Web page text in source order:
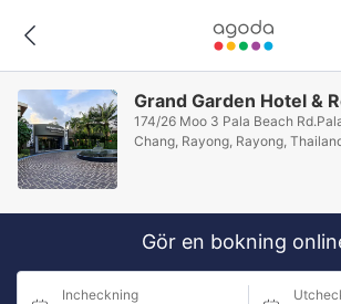
Grand Garden Hotel &
174/26 Moo 3 Pala Beach
Chang, Rayong, Rayong,
Gör en bokning
Incheckning